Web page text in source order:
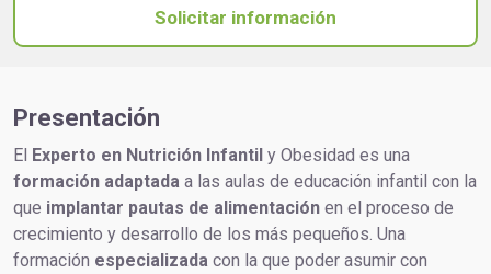
Solicitar información
Presentación
El Experto en Nutrición Infantil y Obesidad es una
formación adaptada a las aulas de educación infantil con la
que implantar pautas de alimentación en el proceso de
crecimiento y desarrollo de los más pequeños. Una
formación especializada con la que poder asumir con